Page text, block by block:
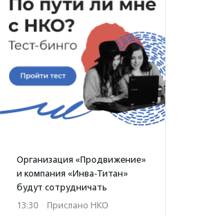
Организация «Продвижение»
и компания «Инва-Титан»
будут сотрудничать
13:30 · Прислано НКО